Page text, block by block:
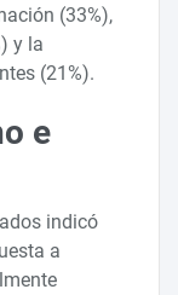
(33%),
y la
(21%).
e
indicó
a